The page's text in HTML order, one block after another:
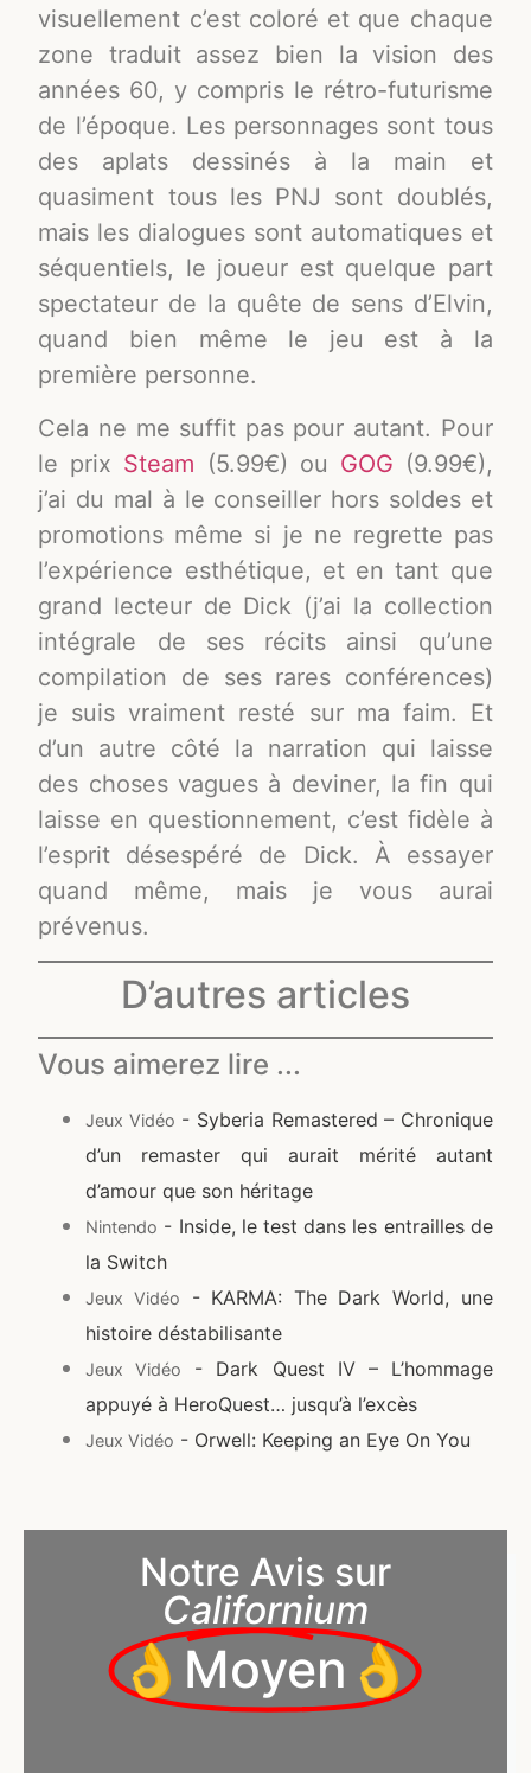
visuellement c’est coloré et que chaque
zone traduit assez bien la vision des
années 60, y compris le rétro-futurisme
de l’époque. Les personnages sont tous
des aplats dessinés à la main et
quasiment tous les PNJ sont doublés,
mais les dialogues sont automatiques et
séquentiels, le joueur est quelque part
spectateur de la quête de sens d’Elvin,
quand bien même le jeu est à la
première personne.
Cela ne me suffit pas pour autant. Pour
le prix Steam (5.99€) ou GOG (9.99€),
j’ai du mal à le conseiller hors soldes et
promotions même si je ne regrette pas
l’expérience esthétique, et en tant que
grand lecteur de Dick (j’ai la collection
intégrale de ses récits ainsi qu’une
compilation de ses rares conférences)
je suis vraiment resté sur ma faim. Et
d’un autre côté la narration qui laisse
des choses vagues à deviner, la fin qui
laisse en questionnement, c’est fidèle à
l’esprit désespéré de Dick. À essayer
quand même, mais je vous aurai
prévenus.
D’autres articles
Vous aimerez lire ...
Jeux Vidéo - Syberia Remastered – Chronique
d’un remaster qui aurait mérité autant
d’amour que son héritage
Nintendo - Inside, le test dans les entrailles de
la Switch
Jeux Vidéo
- KARMA: The Dark World, une
histoire déstabilisante
Jeux Vidéo
- Dark Quest IV – L’hommage
appuyé à HeroQuest… jusqu’à l’excès
Jeux Vidéo - Orwell: Keeping an Eye On You
Notre Avis sur
Californium
👌Moyen👌